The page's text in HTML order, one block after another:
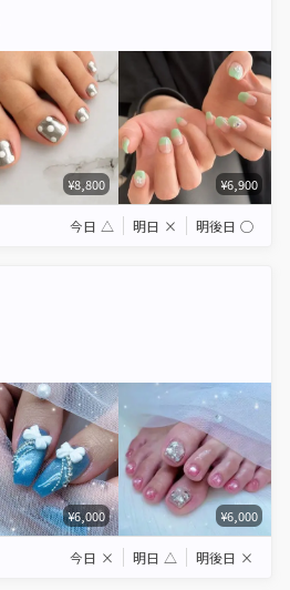
¥8,800 ¥6,900
今日 △ 明日 × 明後日 ◯
¥6,000 ¥6,000
今日 × 明日 △ 明後日 ×